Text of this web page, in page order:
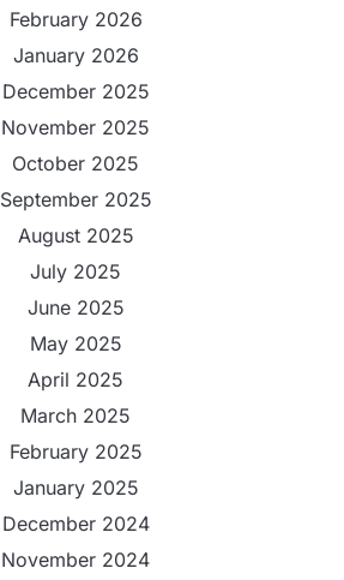
February 2026
January 2026
December 2025
November 2025
October 2025
September 2025
August 2025
July 2025
June 2025
May 2025
April 2025
March 2025
February 2025
January 2025
December 2024
November 2024